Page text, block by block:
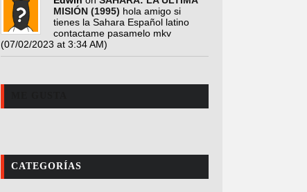
MISIÓN (1995) hola amigo si
tienes la Sahara Español latino
contactame pasamelo mkv
(07/02/2023 at 3:34 AM)
CATEGORÍAS